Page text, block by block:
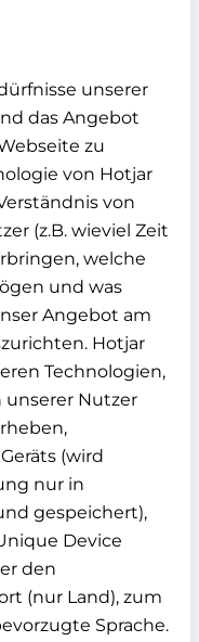
unserer
das Angebot
zu
von Hotjar
von
(z.B. wieviel Zeit
welche
und was
Angebot am
Hotjar
Technologien,
unserer Nutzer
(wird
nur in
gespeichert),
Device
den
(nur Land), zum
Sprache.